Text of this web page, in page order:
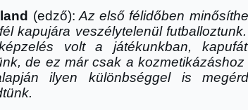
(edző): Az első félidőben
kapujára veszélytelenül
volt a játékunkban,
de ez már csak a
ilyen különbséggel is